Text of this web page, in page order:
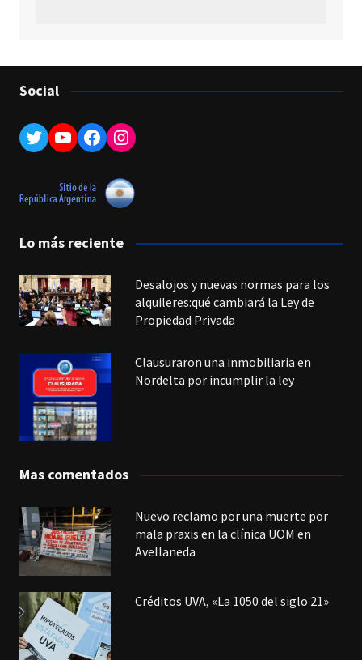
Social
Twitter
YouTube
Facebook
Instagram
Lo más reciente
Desalojos y nuevas normas para los
alquileres:qué cambiará la Ley de
Propiedad Privada
Clausuraron una inmobiliaria en
Nordelta por incumplir la ley
Mas comentados
Nuevo reclamo por una muerte por
mala praxis en la clínica UOM en
Avellaneda
Créditos UVA, «La 1050 del siglo 21»